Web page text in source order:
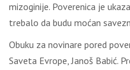
mizoginije. Poverenica je
trebalo da budu moćan
Obuku za novinare pored
Saveta Evrope, Janoš Babić.